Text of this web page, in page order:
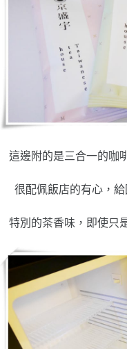
這邊附的是三合一的咖
很配佩飯店的有心，
特別的茶香味，即使只